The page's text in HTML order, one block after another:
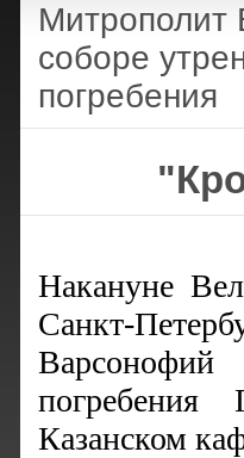
Митрополит
соборе
погребения
Накануне
Санкт-
Казанском